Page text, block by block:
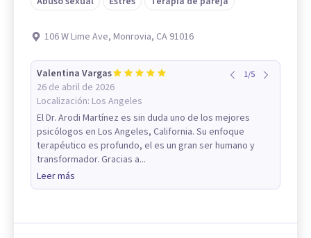
106 W Lime Ave, Monrovia, CA 91016
Valentina Vargas
26 de abril de 2026
Localización: Los Angeles
1/5
El Dr. Arodi Martínez es sin duda uno de los mejores
psicólogos en Los Angeles, California. Su enfoque
terapéutico es profundo, el es un gran ser humano y
transformador. Gracias a...
Leer más